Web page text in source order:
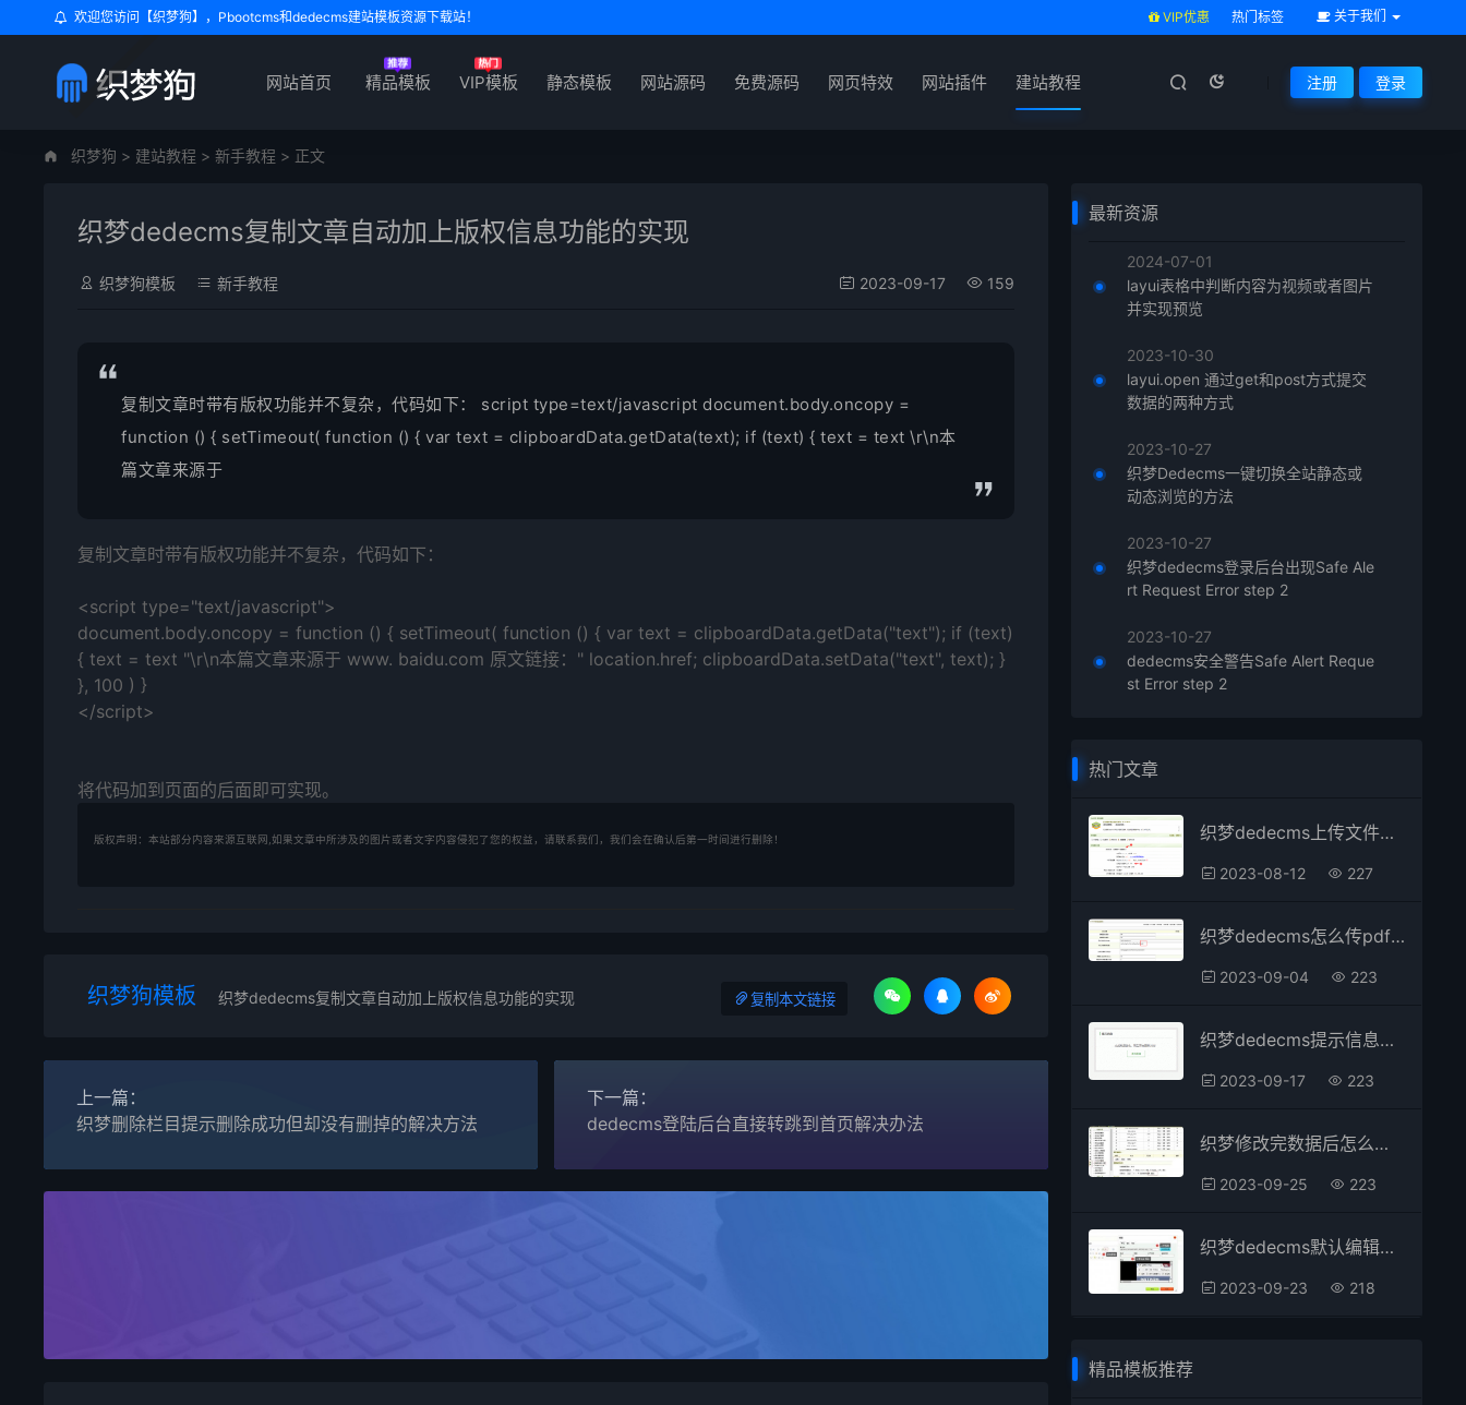
欢迎您访问【织梦狗】，Pbootcms和dedecms建站模板资源下载站！ VIP优惠 热门标签 关于我们
网站首页 精品模板 VIP模板 静态模板 网站源码 免费源码 网页特效 网站插件 建站教程 注册 登录
织梦狗 > 建站教程 > 新手教程 > 正文
织梦dedecms复制文章自动加上版权信息功能的实现
织梦狗模板 新手教程 2023-09-17 159
复制文章时带有版权功能并不复杂，代码如下： script type=text/javascript document.body.oncopy =
function () { setTimeout( function () { var text = clipboardData.getData(text); if (text) { text = text \r\n本
篇文章来源于
复制文章时带有版权功能并不复杂，代码如下：
<script type="text/javascript">
document.body.oncopy = function () { setTimeout( function () { var text = clipboardData.getData("text"); if (text)
{ text = text "\r\n本篇文章来源于 www. baidu.com 原文链接：" location.href; clipboardData.setData("text", text); }
}, 100 ) }
</script>
将代码加到页面的后面即可实现。
版权声明：本站部分内容来源互联网,如果文章中所涉及的图片或者文字内容侵犯了您的权益，请联系我们，我们会在确认后第一时间进行删除！
织梦狗模板 织梦dedecms复制文章自动加上版权信息功能的实现 复制本文链接
上一篇：
织梦删除栏目提示删除成功但却没有删掉的解决方法
下一篇：
dedecms登陆后台直接转跳到首页解决办法
最新资源
2024-07-01
layui表格中判断内容为视频或者图片
并实现预览
2023-10-30
layui.open 通过get和post方式提交
数据的两种方式
2023-10-27
织梦Dedecms一键切换全站静态或
动态浏览的方法
2023-10-27
织梦dedecms登录后台出现Safe Ale
rt Request Error step 2
2023-10-27
dedecms安全警告Safe Alert Reque
st Error step 2
热门文章
织梦dedecms上传文件大小限制被限制如何修改
2023-08-12 227
织梦dedecms怎么传pdf的文档到网站中
2023-09-04 223
织梦dedecms提示信息提示框美化
2023-09-17 223
织梦修改完数据后怎么搬家到空间服务器
2023-09-25 223
织梦dedecms默认编辑器实现上传视频功能
2023-09-23 218
精品模板推荐